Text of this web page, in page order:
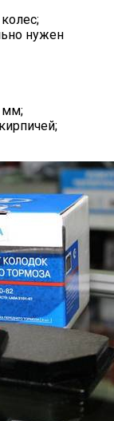
нужен
мм;